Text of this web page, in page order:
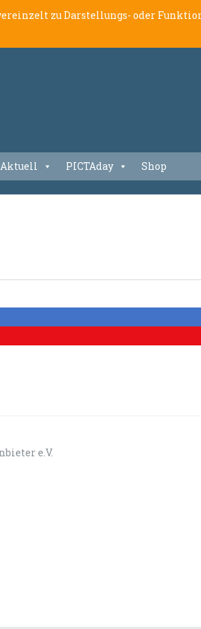
zu Darstellungs- oder
Aktuell PICTAday Shop
e.V.